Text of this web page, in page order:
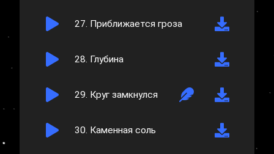
27. Приближается гроза
28. Глубина
29. Круг замкнулся
30. Каменная соль